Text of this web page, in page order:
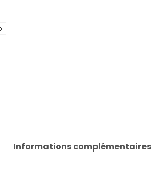
Informations complémentaires